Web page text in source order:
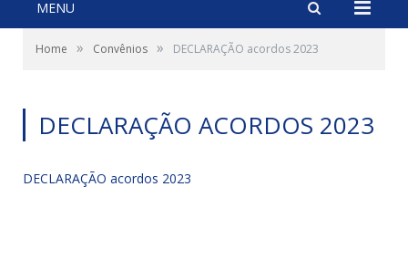
MENU
Home » Convênios » DECLARAÇÃO acordos 2023
DECLARAÇÃO ACORDOS 2023
DECLARAÇÃO acordos 2023